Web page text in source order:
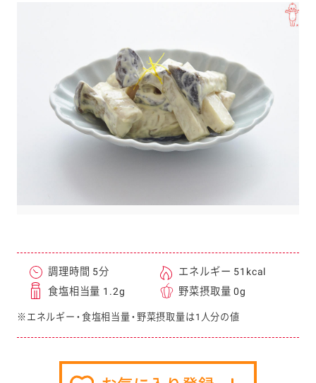
調理時間 5分
エネルギー 51kcal
食塩相当量 1.2g
野菜摂取量 0g
※エネルギー・食塩相当量・野菜摂取量は1人分の値